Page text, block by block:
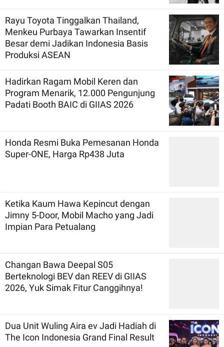
Rayu Toyota Tinggalkan Thailand,
Menkeu Purbaya Tawarkan Insentif
Besar demi Jadikan Indonesia Basis
Produksi ASEAN
Hadirkan Ragam Mobil Keren dan
Program Menarik, 12.000 Pengunjung
Padati Booth BAIC di GIIAS 2026
Honda Resmi Buka Pemesanan Honda
Super-ONE, Harga Rp438 Juta
Ketika Kaum Hawa Kepincut dengan
Jimny 5-Door, Mobil Macho yang Jadi
Impian Para Petualang
Changan Bawa Deepal S05
Berteknologi BEV dan REEV di GIIAS
2026, Yuk Simak Fitur Canggihnya!
Dua Unit Wuling Aira ev Jadi Hadiah di
The Icon Indonesia Grand Final Result